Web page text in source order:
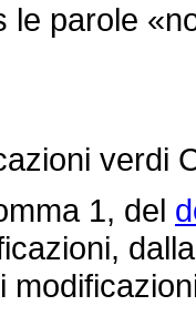
parole
verdi
1, del